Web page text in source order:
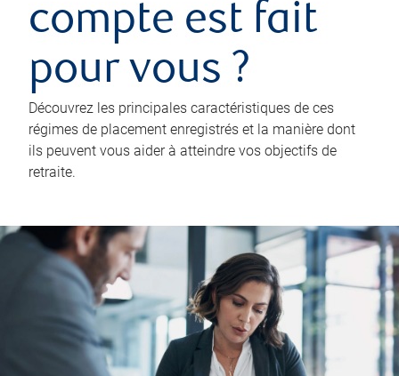
compte est fait
pour vous ?
Découvrez les principales caractéristiques de ces
régimes de placement enregistrés et la manière dont
ils peuvent vous aider à atteindre vos objectifs de
retraite.